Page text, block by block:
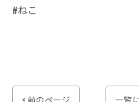
#ねこ